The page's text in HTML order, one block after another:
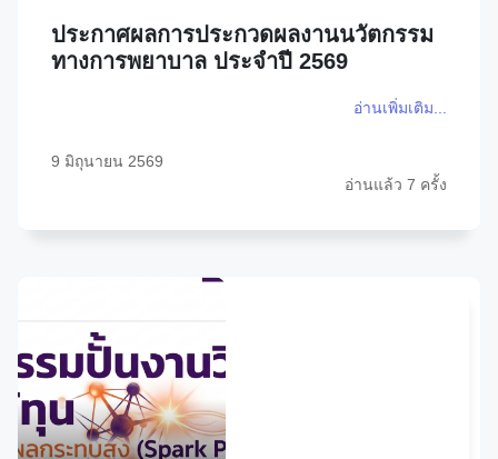
ประกาศผลการประกวดผลงานนวัตกรรม
ทางการพยาบาล ประจำปี 2569
อ่านเพิ่มเติม...
9 มิถุนายน 2569
อ่านแล้ว 7 ครั้ง